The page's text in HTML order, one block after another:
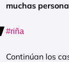
muchas
#riña
Continúan los